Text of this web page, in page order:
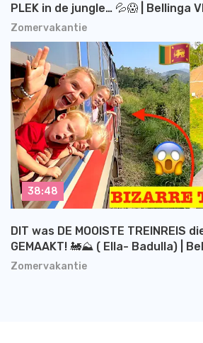
Zomervakantie
PLEK in de jungle… 💦😱 | Bellinga
Zomervakantie
DIT was DE MOOISTE TREINREIS
GEMAAKT! 🚂⛰️ ( Ella- Badulla) |
38:48